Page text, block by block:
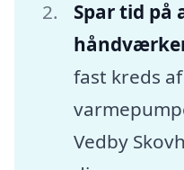
Spar tid på
fast kreds af
Vedby